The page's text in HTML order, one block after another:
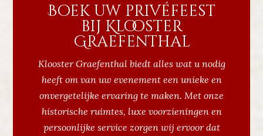
Boek uw privéfeest
bij Klooster
Graefenthal
Klooster Graefenthal biedt alles wat u nodig
heeft om van uw evenement een unieke en
onvergetelijke ervaring te maken. Met onze
historische ruimtes, luxe voorzieningen en
persoonlijke service zorgen wij ervoor dat